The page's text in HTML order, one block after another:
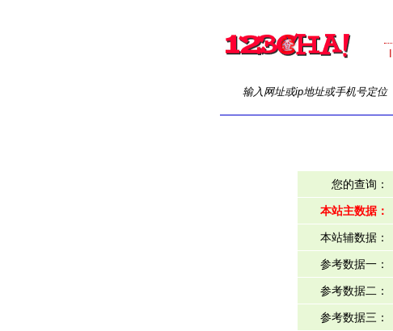
输入网址或ip地址或手机号定位
您的查询：
本站主数据：
本站辅数据：
参考数据一：
参考数据二：
参考数据三：